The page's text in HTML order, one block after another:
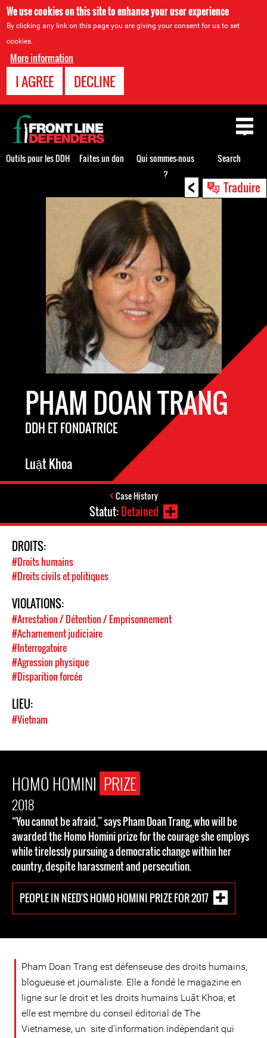
We use cookies on this site to enhance your user experience
By clicking any link on this page you are giving your consent for us to set
cookies.
More information
I AGREE DECLINE
< Traduire
PHAM DOAN TRANG
DDH ET FONDATRICE
Luật Khoa
Case History
Statut:Detained
DROITS:
#Droits humains
#Droits civils et politiques
VIOLATIONS:
#Arrestation / Détention / Emprisonnement
#Acharnement judiciaire
#Interrogatoire
#Agression physique
#Disparition forcée
LIEU:
#Vietnam
HOMO HOMINI PRIZE
2018
“You cannot be afraid,” says Pham Doan Trang, who will be
awarded the Homo Homini prize for the courage she employs
while tirelessly pursuing a democratic change within her
country, despite harassment and persecution.
PEOPLE IN NEED'S HOMO HOMINI PRIZE FOR 2017
Pham Doan Trang est défenseuse des droits humains,
blogueuse et journaliste. Elle a fondé le magazine en
ligne sur le droit et les droits humains Luật Khoa, et
elle est membre du conseil éditorial de The
Vietnamese, un site d'information indépendant qui
Back
to
top
Outils pour les DDH Faites un don
Qui sommes-nous
?
Search